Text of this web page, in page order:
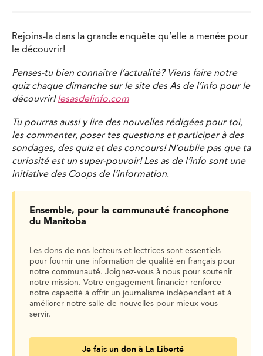
Rejoins-la dans la grande enquête qu’elle a menée pour
le découvrir!
Penses-tu bien connaître l’actualité? Viens faire notre
quiz chaque dimanche sur le site des As de l’info pour le
découvrir!lesasdelinfo.com
Tu pourras aussi y lire des nouvelles rédigées pour toi,
les commenter, poser tes questions et participer à des
sondages, des quiz et des concours! N’oublie pas que ta
curiosité est un super-pouvoir! Les as de l’info sont une
initiative des Coops de l’information.
Ensemble, pour la communauté francophone
du Manitoba
Les dons de nos lecteurs et lectrices sont essentiels
pour fournir une information de qualité en français pour
notre communauté. Joignez-vous à nous pour soutenir
notre mission. Votre engagement financier renforce
notre capacité à offrir un journalisme indépendant et à
améliorer notre salle de nouvelles pour mieux vous
servir.
Je fais un don à La Liberté